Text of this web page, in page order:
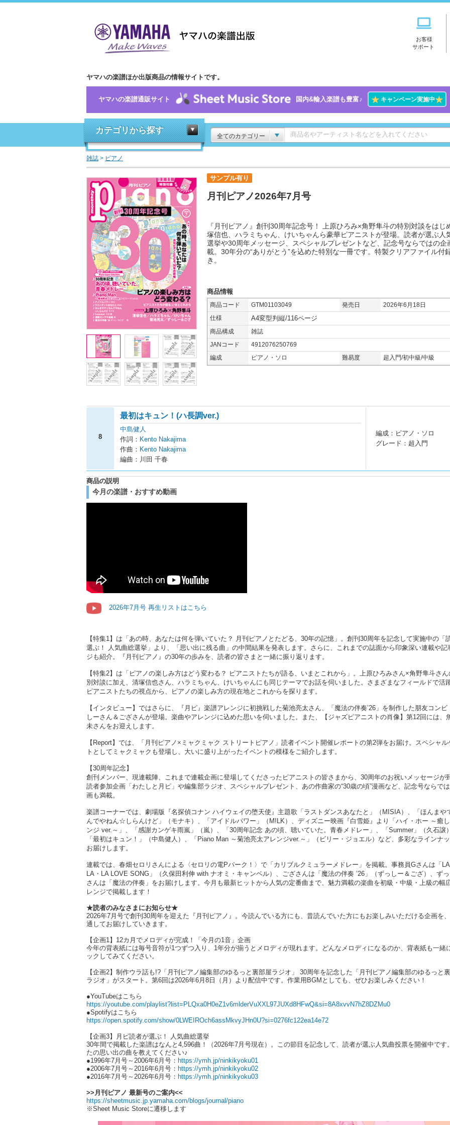
お客様
サポート
ヤマハの楽譜ほか出版商品の情報サイトです。
ヤマハの楽譜通販サイト 国内&輸入楽譜も豊富♪ ★キャンペーン実施中★
カテゴリから探す
全てのカテゴリー
雑誌 > ピアノ
サンプル有り
月刊ピアノ2026年7月号
『月刊ピアノ』創刊30周年記念号！ 上原ひろみ×角野隼斗の特別対談をはじ
塚信也、ハラミちゃん、けいちゃんら豪華ピアニストが登場。読者が選ぶ人
選挙や30周年メッセージ、スペシャルプレゼントなど、記念号ならではの企
載。30年分の“ありがとう”を込めた特別な一冊です。特製クリアファイル付
き。
商品情報
商品コード GTM01103049 発売日
2026年6月18日
仕様
A4変型判縦/116ページ
商品構成
雑誌
JANコード
4912076250769
編成
ピアノ・ソロ 難易度 超入門/初中級/中級
8
最初はキュン！(ハ長調ver.)
中島健人
作詞： Kento Nakajima
作曲： Kento Nakajima
編曲：川田 千春
編成：ピアノ・ソロ
グレード：超入門
商品の説明
今月の楽譜・おすすめ動画
2026年7月号 再生リストはこちら
【特集1】は「あの時、あなたは何を弾いていた？ 月刊ピアノとたどる、30年の記憶」。創刊30周年を記念して実施中の「
選ぶ！ 人気曲総選挙」より、「思い出に残る曲」の中間結果を発表します。さらに、これまでの誌面から印象深い連載や記
ジも紹介。『月刊ピアノ』の30年の歩みを、読者の皆さまと一緒に振り返ります。
【特集2】は「ピアノの楽しみ方はどう変わる？ ピアニストたちが語る、いまとこれから」。上原ひろみさん×角野隼斗さん
別対談に加え、清塚信也さん、ハラミちゃん、けいちゃんにも同じテーマでお話を伺いました。さまざまなフィールドで活
ピアニストたちの視点から、ピアノの楽しみ方の現在地とこれからを探ります。
【インタビュー】ではさらに、『月ピ』楽譜アレンジに初挑戦した菊池亮太さん、「魔法の伴奏’26」を制作した朋友コンビ
しーさん＆ござさんが登場。楽曲やアレンジに込めた思いを伺いました。また、【ジャズピアニストの肖像】第12回には、
未さんをお迎えします。
【Report】では、「月刊ピアノ×ミャクミャク ストリートピアノ」読者イベント開催レポートの第2弾をお届け。スペシャル
トとしてミャクミャクも登場し、大いに盛り上がったイベントの模様をご紹介します。
【30周年記念】
創刊メンバー、現連載陣、これまで連載企画に登場してくださったピアニストの皆さまから、30周年のお祝いメッセージが
読者参加企画「わたしと月ピ」や編集部ラジオ、スペシャルプレゼント、あの作曲家の“30歳の頃”漫画など、記念号ならで
画も満載。
楽譜コーナーでは、劇場版『名探偵コナン ハイウェイの堕天使』主題歌「ラストダンスあなたと」（MISIA）、「ほんま
んでやねん☆しらんけど」（モナキ）、「アイドルパワー」（M!LK）、ディズニー映画『白雪姫』より「ハイ・ホー ～癒
ンジ ver.～」、「感謝カンゲキ雨嵐」（嵐）、「30周年記念 あの頃、聴いていた。青春メドレー」、「Summer」（久石譲）
「最初はキュン！」（中島健人）、「Piano Man ～菊池亮太アレンジver.～」（ビリー・ジョエル）など、多彩なラインナ
お届けします。
連載では、春畑セロリさんによる〈セロリの電Pパーク！〉で「カリブルクミュラーメドレー」を掲載。事務員Gさんは「LA
LA・LA LOVE SONG」（久保田利伸 with ナオミ・キャンベル）、ござさんは「魔法の伴奏 ’26」（ずっしー＆ござ）、ず
さんは「魔法の伴奏」をお届けします。今月も最新ヒットから人気の定番曲まで、魅力満載の楽曲を初級・中級・上級の幅
レンジで掲載します！
★読者のみなさまにお知らせ★
2026年7月号で創刊30周年を迎えた『月刊ピアノ』。今読んでいる方にも、昔読んでいた方にもお楽しみいただける企画を
通してお届けしていきます。
【企画1】12カ月でメロディが完成！「今月の1音」企画
今年の背表紙には毎号音符が1つずつ入り、1年分が揃うとメロディが現れます。どんなメロディになるのか、背表紙も一緒
ックしてみてください。
【企画2】制作ウラ話も!?「月刊ピアノ編集部のゆるっと裏部屋ラジオ」 30周年を記念した「月刊ピアノ編集部のゆるっと
ラジオ」がスタート。第6回は2026年6月8日（月）より配信中です。作業用BGMとしても、ぜひお楽しみください！
●YouTubeはこちら
https://youtube.com/playlist?list=PLQxa0H0eZ1v6mlderVuXXL97JUXd8HFwQ&si=8A8xvvN7hZ8DZMu0
●Spotifyはこちら
https://open.spotify.com/show/0LWEIROch6assMkvyJHn0U?si=0276fc122ea14e72
【企画3】月ピ読者が選ぶ！ 人気曲総選挙
30年間で掲載した楽譜はなんと4,596曲！（2026年7月号現在）。この節目を記念して、読者が選ぶ人気曲投票を開催中です
たの思い出の曲を教えてください♪
●1996年7月号～2006年6月号： https://ymh.jp/ninkikyoku01
●2006年7月号～2016年6月号： https://ymh.jp/ninkikyoku02
●2016年7月号～2026年6月号： https://ymh.jp/ninkikyoku03
>>月刊ピアノ 最新号のご案内<<
https://sheetmusic.jp.yamaha.com/blogs/journal/piano
※Sheet Music Storeに遷移します